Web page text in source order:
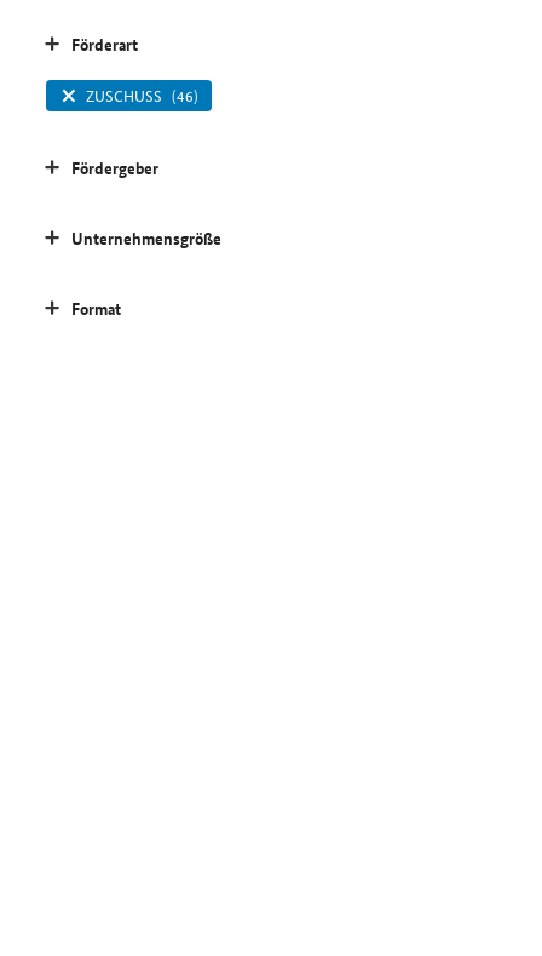
Förderart
ZUSCHUSS (46)
Fördergeber
Unternehmensgröße
Format